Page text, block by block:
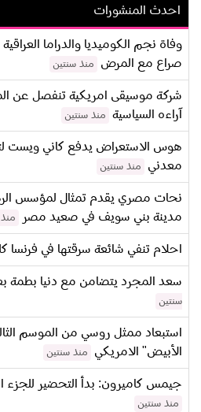
احدث المنشورات
وفاة نجم الكوميديا والدراما
صراع مع المرض
منذ سنتين
شركة موسيقى امريكية تنفصل عن
آراءه السياسية
منذ سنتين
هوس الاستعراض يدفع كاني ويست
معدني
منذ سنتين
نحات مصري يقدم تمثال لمؤسس
مدينة بني سويف في صعيد مصر
احلام تنفي شائعة سرقتها في فرنسا
سعد المجرد يتضامن مع دنيا بطمة
سنتين
استبعاد ممثل روسي من الموسم
الأبيض" الامريكي
منذ سنتين
جيمس كاميرون: بدأ التحضير للجزء
منذ سنتين